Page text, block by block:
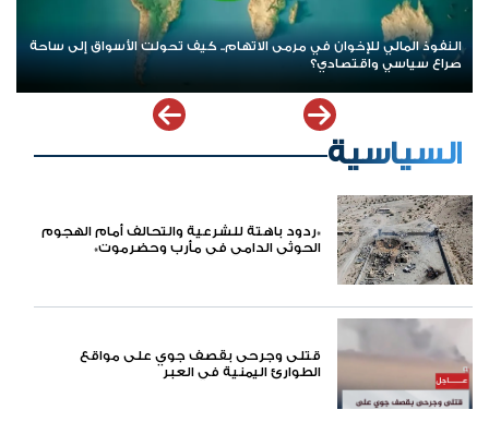
«الخزانة» الأميركية تدعم الين الياباني بـ10 مليارات دولار
السياسية
*ردود باهتة للشرعية والتحالف أمام الهجوم
الحوثي الدامي في مأرب وحضرموت*
قتلى وجرحى بقصف جوي على مواقع
الطوارئ اليمنية في العبر